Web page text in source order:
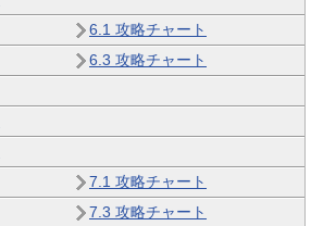
6.1 攻略チャート
6.3 攻略チャート
7.1 攻略チャート
7.3 攻略チャート